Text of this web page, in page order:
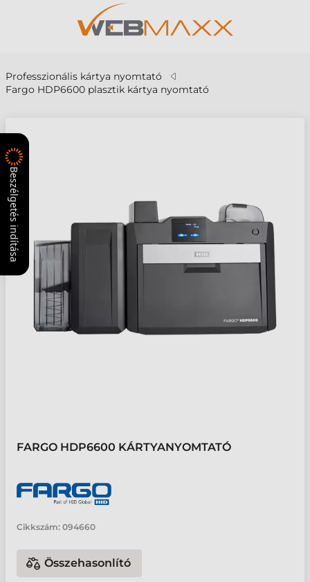
Professzionális kártya nyomtató
Fargo HDP6600 plasztik kártya nyomtató
FARGO HDP6600 KÁRTYANYOMTATÓ
Cikkszám: 094660
Összehasonlító
Beszélgetés indítása